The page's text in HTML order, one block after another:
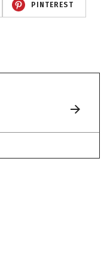
PINTEREST